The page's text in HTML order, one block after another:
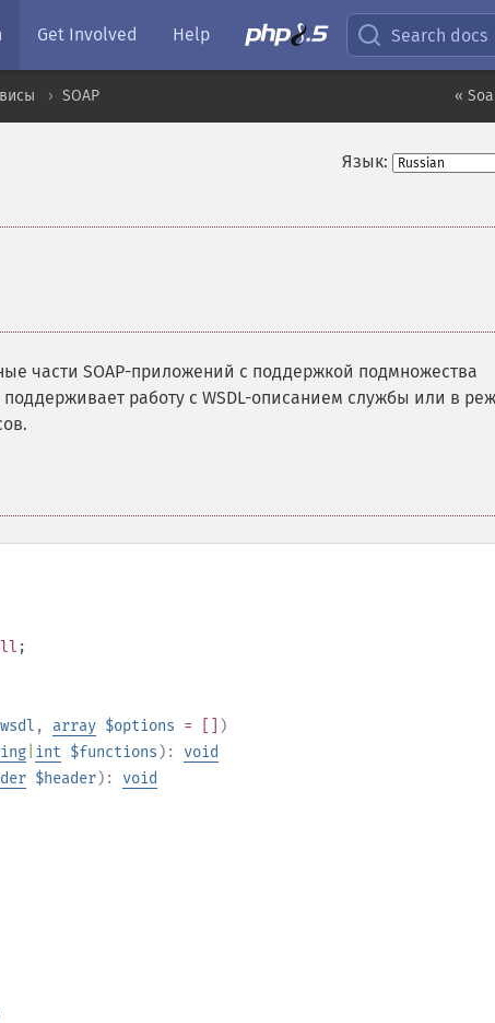
Get Involved Help Search docs
«
SOAP
Язык:
части SOAP-приложений с поддержкой подмножества
поддерживает работу с WSDL-описанием службы или в
;
, array $options = []
)
int $functions ): void
$header): void